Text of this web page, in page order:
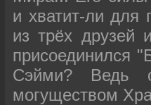
и хватит-ли для
из трёх друзей
присоединился
Сэйми? Ведь
могуществом